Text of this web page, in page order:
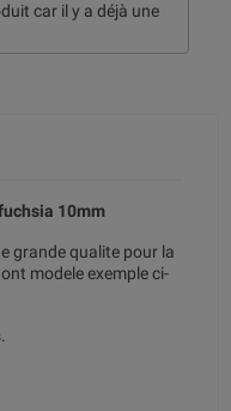
car il y a déjà une
10mm
grande qualite pour la
modele exemple ci-